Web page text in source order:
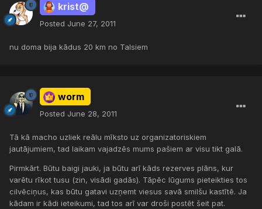
krist@
Posted June 27, 2011
nu doma bija kādus 20 km no Talsiem
worm
Posted June 28, 2011
Tā kā macho uzliek reālu mīksto uz organizatoriskiem
jautājumiem, tad laikam vajadzēs mums pašiem ar visu tikt galā.
Pirmkārt. Būtu baigi jauki, ja būtu arī kāds rezerves plāns, kur
varētu rīkot tusu (zin, visādi gadās). Tāpēc lūgums pieteikties tos
cilvēciņus, kas būtu gatavi uzņemt viesus savā smilšu kastītē. Ja
kādam ir kādi ieteikumi, tad tos arī var droši postēt šeit pat.